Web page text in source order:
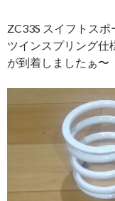
ZC33S スイフトスポ
ツインスプリング仕
が到着しましたぁ〜